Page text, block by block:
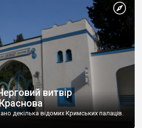
витвір
декілька відомих Кримських палаців.